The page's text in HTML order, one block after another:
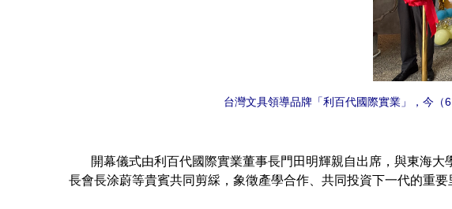
台灣文具領導品牌「利百代國際實業」，今（
開幕儀式由利百代國際實業董事長門田明輝親自出席，與東海大
長會長涂蔚等貴賓共同剪綵，象徵產學合作、共同投資下一代的重要